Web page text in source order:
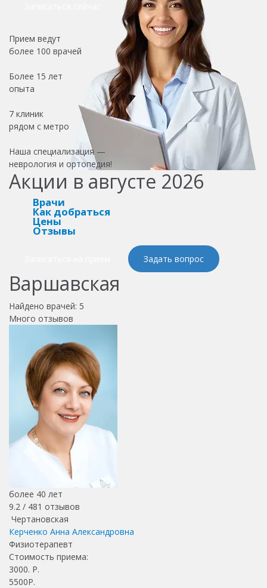
Прием ведут
более 100 врачей
Более 15 лет
опыта
7 клиник
рядом с метро
Наша специализация —
неврология и ортопедия!
Акции в августе 2026
Врачи
Как добраться
Цены
Отзывы
Задать вопрос
Варшавская
Найдено врачей: 5
Много отзывов
более 40 лет
9.2 / 481 отзывов
Чертановская
Керченко Анна Александровна
Физиотерапевт
Стоимость приема:
3000. Р.
5500Р.